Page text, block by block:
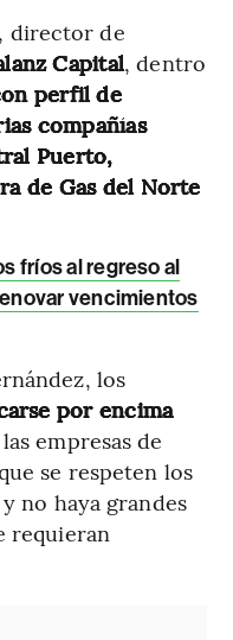
director de
Capital, dentro
perfil de
compañías
Puerto,
de Gas del Norte
fríos al regreso al
vencimientos
los
por encima
empresas de
se respeten los
no haya grandes
requieran